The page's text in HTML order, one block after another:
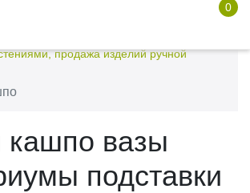
0
продажа изделий ручной
кашпо вазы
подставки